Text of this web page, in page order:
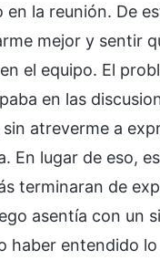
en la reunión. De
mejor y sentir
el equipo. El
en las
atreverme a
En lugar de eso,
terminaran de
asentía con un
haber entendido